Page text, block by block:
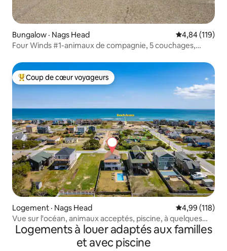
Bungalow · Nags Head Note
4,84 (119)
Four Winds #1-animaux de compagnie, 5 couchages,
Coup de cœur voyageurs parmi les plus aimés
Coup de cœur voyageurs
Logement · Nags Head Note
4,99 (118)
Vue sur l'océan, animaux acceptés, piscine, à quelques
pas de la plage !
Logements à louer adaptés aux familles
et avec piscine